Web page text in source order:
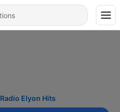
Radio Elyon Hits